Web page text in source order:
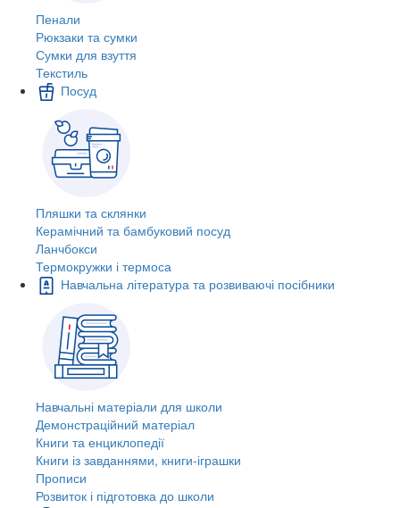
Пенали
Рюкзаки та сумки
Сумки для взуття
Текстиль
Посуд
Пляшки та склянки
Керамічний та бамбуковий посуд
Ланчбокси
Термокружки і термоса
Навчальна література та розвиваючі посібники
Навчальні матеріали для школи
Демонстраційний матеріал
Книги та енциклопедії
Книги із завданнями, книги-іграшки
Прописи
Розвиток і підготовка до школи